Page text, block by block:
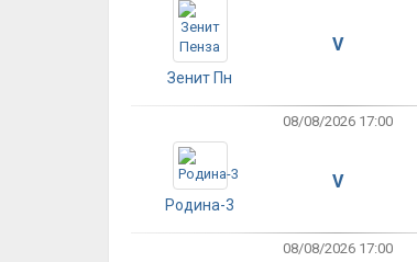
Зенит Пн
V
08/08/2026 17:00
Родина-3
V
08/08/2026 17:00